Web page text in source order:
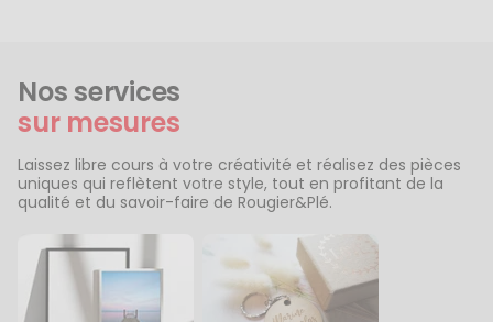
Nos services
sur mesures
Laissez libre cours à votre créativité et réalisez des pièces
uniques qui reflètent votre style, tout en profitant de la
qualité et du savoir-faire de Rougier&Plé.